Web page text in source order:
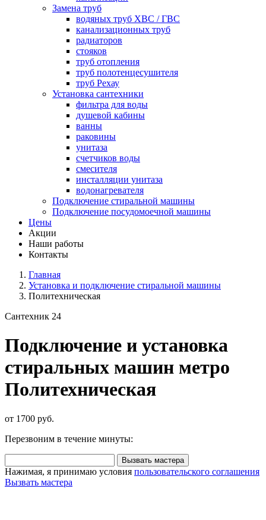
Замена труб
водяных труб ХВС / ГВС
канализационных труб
радиаторов
стояков
труб отопления
труб полотенцесушителя
труб Рехау
Установка сантехники
фильтра для воды
душевой кабины
ванны
раковины
унитаза
счетчиков воды
смесителя
инсталляции унитаза
водонагревателя
Подключение стиральной машины
Подключение посудомоечной машины
Цены
Акции
Наши работы
Контакты
Главная
Установка и подключение стиральной машины
Политехническая
Сантехник 24
Подключение и установка
стиральных машин метро
Политехническая
от 1700 руб.
Перезвоним в течение минуты:
Вызвать мастера
Нажимая, я принимаю условия пользовательского соглашения
Вызвать мастера